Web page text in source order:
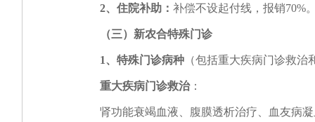
2、住院补助： 补偿不设起付线，报销70%
（三）新农合特殊门诊
1、特殊门诊病种 （包括重大疾病门诊救
重大疾病门诊救治：
肾功能衰竭血液、腹膜透析治疗、血友病凝